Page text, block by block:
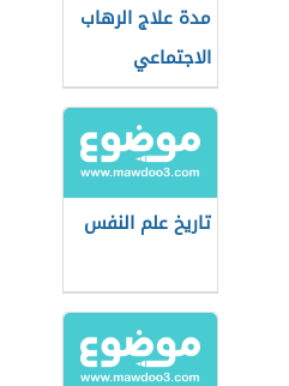
مدة علاج الرهاب
الاجتماعي
تاريخ علم النفس